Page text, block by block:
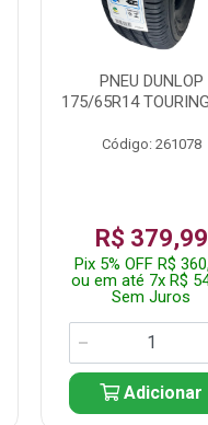
PNEU DUNLOP
175/65R14
Código: 261078
R$ 379,99
Pix 5% OFF R$
ou em até 7x R$
Sem Juros
Adicionar